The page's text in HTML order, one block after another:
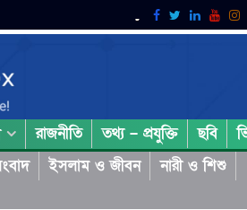
রাজনীতি তথ্য – প্রযুক্তি ছবি
ইসলাম ও জীবন
নারী ও শিশু